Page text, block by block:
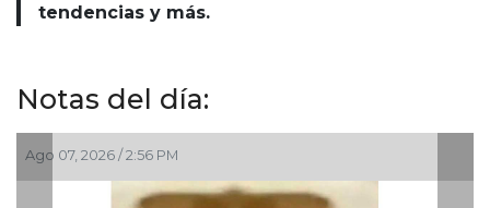
tendencias y más.
Notas del día:
Ago 07, 2026 / 2:56 PM